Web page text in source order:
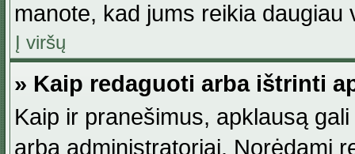
manote, kad jums reikia daugiau
Į viršų
» Kaip redaguoti arba ištrinti
Kaip ir pranešimus, apklausą
arba administratoriai. Norėdami